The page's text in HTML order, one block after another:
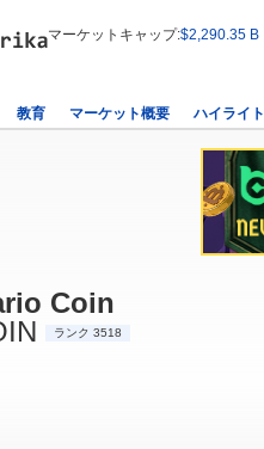
マーケットキャップ:$2,290.35 B
教育 マーケット概要 ハイライト
Coin
ランク 3518